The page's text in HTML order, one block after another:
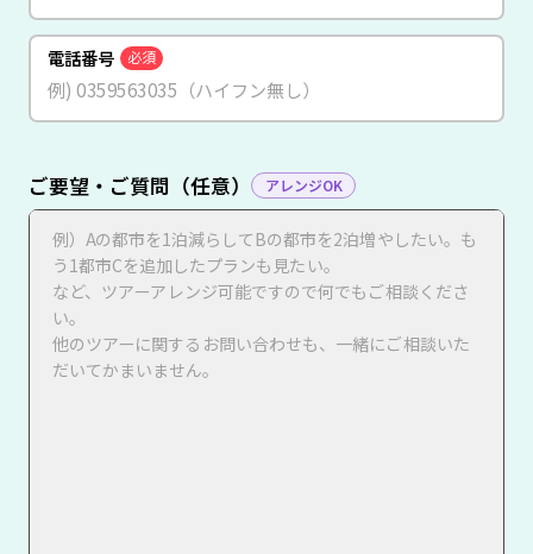
電話番号 必須
ご要望・ご質問（任意） アレンジOK